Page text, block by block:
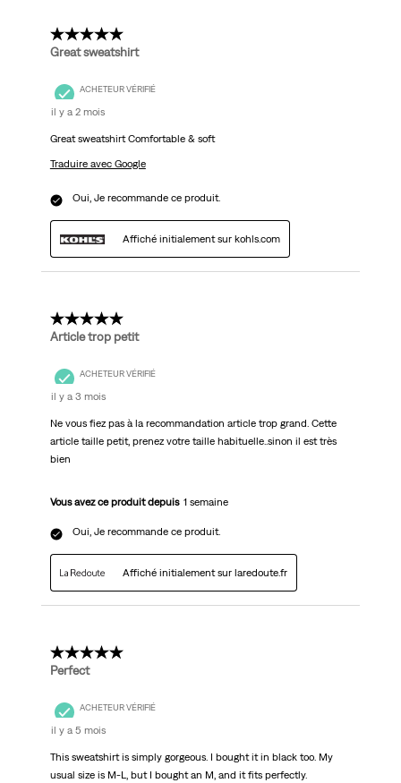
5 étoile(s) sur 5.
Great sweatshirt
ACHETEUR VÉRIFIÉ
il y a 2 mois
Great sweatshirt Comfortable & soft
Traduire avec Google
Oui, Je recommande ce produit.
Affiché initialement sur kohls.com
5 étoile(s) sur 5.
Article trop petit
ACHETEUR VÉRIFIÉ
il y a 3 mois
Ne vous fiez pas à la recommandation article trop grand. Cette
article taille petit, prenez votre taille habituelle..sinon il est très
bien
Vous avez ce produit depuis 1 semaine
Oui, Je recommande ce produit.
Affiché initialement sur laredoute.fr
5 étoile(s) sur 5.
Perfect
ACHETEUR VÉRIFIÉ
il y a 5 mois
This sweatshirt is simply gorgeous. I bought it in black too. My
usual size is M-L, but I bought an M, and it fits perfectly.